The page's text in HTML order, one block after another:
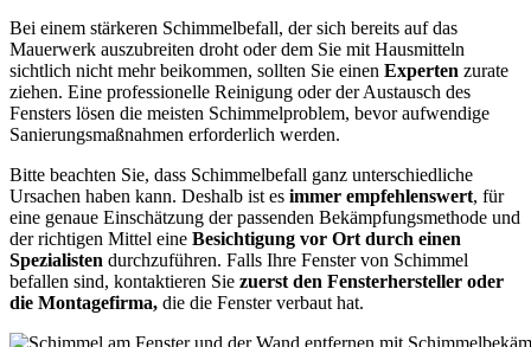
Bei einem stärkeren Schimmelbefall, der sich bereits auf das
Mauerwerk auszubreiten droht oder dem Sie mit Hausmitteln
sichtlich nicht mehr beikommen, sollten Sie einen Experten zurate
ziehen. Eine professionelle Reinigung oder der Austausch des
Fensters lösen die meisten Schimmelproblem, bevor aufwendige
Sanierungsmaßnahmen erforderlich werden.
Bitte beachten Sie, dass Schimmelbefall ganz unterschiedliche
Ursachen haben kann. Deshalb ist es immer empfehlenswert, für
eine genaue Einschätzung der passenden Bekämpfungsmethode und
der richtigen Mittel eine Besichtigung vor Ort durch einen
Spezialisten durchzuführen. Falls Ihre Fenster von Schimmel
befallen sind, kontaktieren Sie zuerst den Fensterhersteller oder
die Montagefirma, die die Fenster verbaut hat.